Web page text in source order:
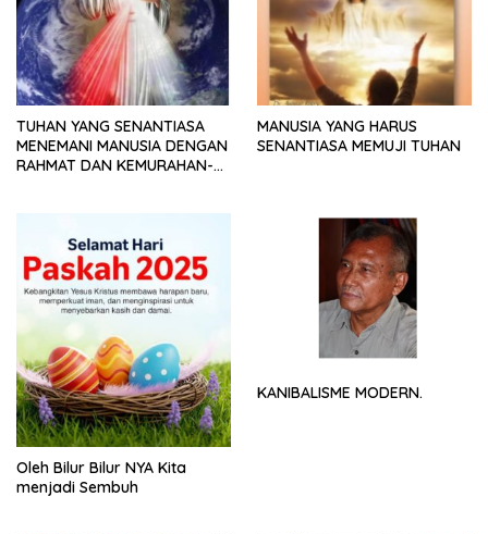
TUHAN YANG SENANTIASA
MENEMANI MANUSIA DENGAN
RAHMAT DAN KEMURAHAN-
MANUSIA YANG HARUS
SENANTIASA MEMUJI TUHAN
Oleh Bilur Bilur NYA Kita
menjadi Sembuh
KANIBALISME MODERN.